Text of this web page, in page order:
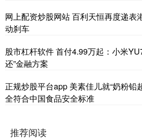
网上配资炒股网站 百利天恒再度递表
动刹车
股市杠杆软件 首付4.99万起：小米
还”金融方案
正规炒股平台app 美素佳儿就“奶粉铅
全符合中国食品安全标准
推荐阅读